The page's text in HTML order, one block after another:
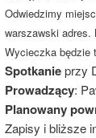
Odwiedzimy
warszawski adres.
Wycieczka będzie
Spotkanieprzy
Prowadzący:
Planowany
Zapisy i bliższe